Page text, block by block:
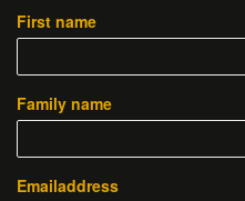
First name
Family name
Emailaddress